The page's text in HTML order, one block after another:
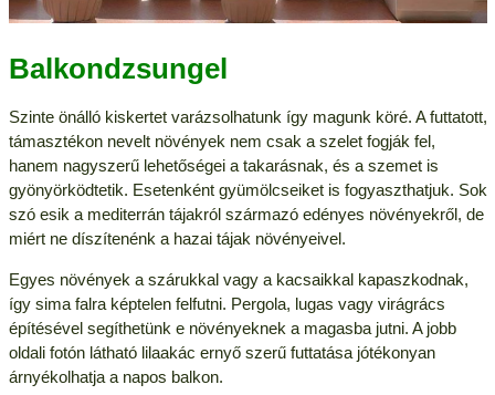
Balkondzsungel
Szinte önálló kiskertet varázsolhatunk így magunk köré. A futtatott,
támasztékon nevelt növények nem csak a szelet fogják fel,
hanem nagyszerű lehetőségei a takarásnak, és a szemet is
gyönyörködtetik. Esetenként gyümölcseiket is fogyaszthatjuk. Sok
szó esik a mediterrán tájakról származó edényes növényekről, de
miért ne díszítenénk a hazai tájak növényeivel.
Egyes növények a szárukkal vagy a kacsaikkal kapaszkodnak,
így sima falra képtelen felfutni. Pergola, lugas vagy virágrács
építésével segíthetünk e növényeknek a magasba jutni. A jobb
oldali fotón látható lilaakác ernyő szerű futtatása jótékonyan
árnyékolhatja a napos balkon.